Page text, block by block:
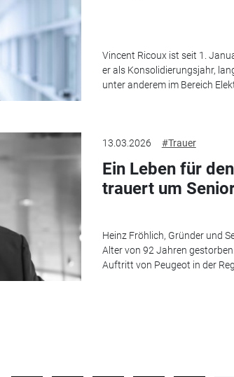
Vincent Ricoux ist seit 1.
er als Konsolidierungsjahr,
unter anderem im Bereich
13.03.2026 #Trauer
Ein Leben für
trauert um
Heinz Fröhlich, Gründer und
Alter von 92 Jahren
Auftritt von Peugeot in der